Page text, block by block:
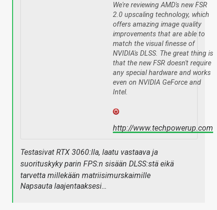
We're reviewing AMD's new FSR
2.0 upscaling technology, which
offers amazing image quality
improvements that are able to
match the visual finesse of
NVIDIA's DLSS. The great thing is
that the new FSR doesn't require
any special hardware and works
even on NVIDIA GeForce and
Intel.
http://www.techpowerup.com
Testasivat RTX 3060:lla, laatu vastaava ja
suorituskyky parin FPS:n sisään DLSS:stä eikä
tarvetta millekään matriisimurskaimille
Napsauta laajentaaksesi…